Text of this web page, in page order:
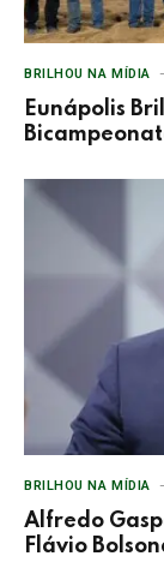
BRILHOU NA MÍDIA
Eunápolis
BRILHOU NA MÍDIA
Alfredo
Flávio